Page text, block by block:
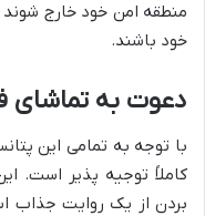
منطقه امن خود خارج
خود باشند.
دعوت به تماشای
با توجه به تمامی این
کاملاً توجیه پذیر است.
بردن از یک روایت جذاب